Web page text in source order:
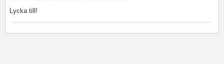
Lycka till!